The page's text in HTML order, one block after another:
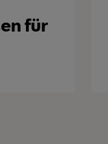
für